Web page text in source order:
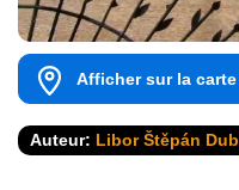
Afficher sur la
Auteur: Libor Štěpán